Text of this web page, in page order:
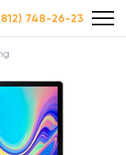
748-26-23